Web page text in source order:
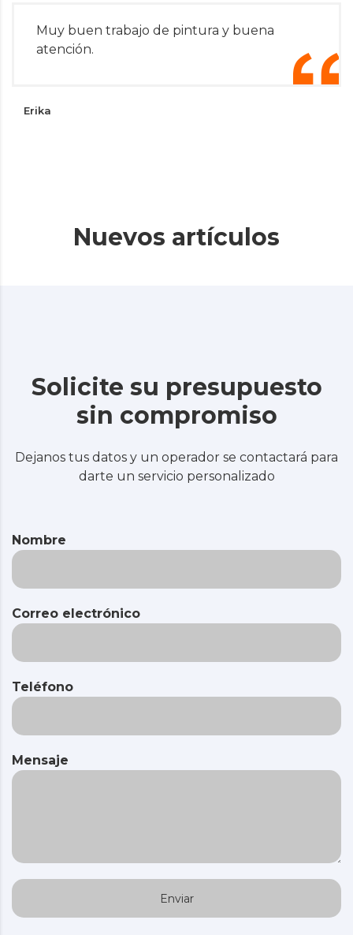
Muy buen trabajo de pintura y buena
atención.
Erika
Nuevos artículos
Solicite su presupuesto
sin compromiso
Dejanos tus datos y un operador se contactará para
darte un servicio personalizado
Nombre
Correo electrónico
Teléfono
Mensaje